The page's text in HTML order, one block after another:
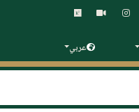
عربي